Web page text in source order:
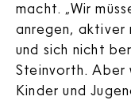
macht. „Wir
anregen, aktiver
und sich nicht
Steinvorth. Aber
Kinder und